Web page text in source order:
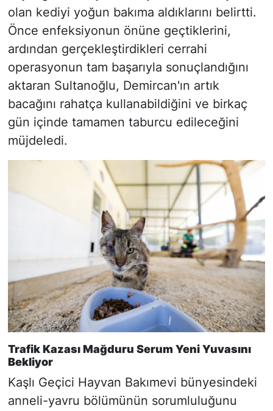
olan kediyi yoğun bakıma aldıklarını belirtti.
Önce enfeksiyonun önüne geçtiklerini,
ardından gerçekleştirdikleri cerrahi
operasyonun tam başarıyla sonuçlandığını
aktaran Sultanoğlu, Demircan'ın artık
bacağını rahatça kullanabildiğini ve birkaç
gün içinde tamamen taburcu edileceğini
müjdeledi.
Trafik Kazası Mağduru Serum Yeni Yuvasını
Bekliyor
Kaşlı Geçici Hayvan Bakımevi bünyesindeki
anneli-yavru bölümünün sorumluluğunu